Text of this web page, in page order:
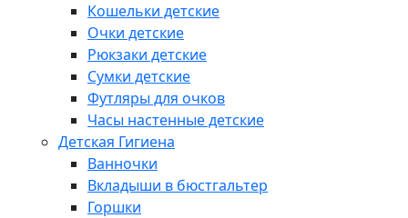
Кошельки детские
Очки детские
Рюкзаки детские
Сумки детские
Футляры для очков
Часы настенные детские
Детская Гигиена
Ванночки
Вкладыши в бюстгальтер
Горшки